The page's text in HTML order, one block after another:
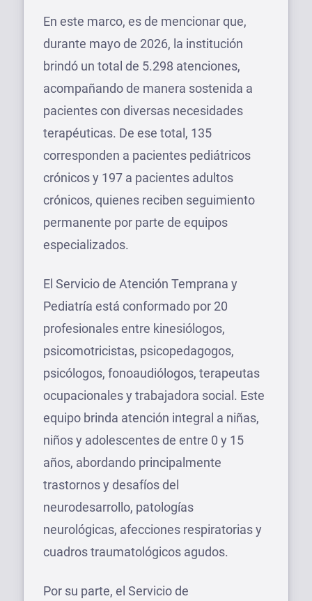
En este marco, es de mencionar que,
durante mayo de 2026, la institución
brindó un total de 5.298 atenciones,
acompañando de manera sostenida a
pacientes con diversas necesidades
terapéuticas. De ese total, 135
corresponden a pacientes pediátricos
crónicos y 197 a pacientes adultos
crónicos, quienes reciben seguimiento
permanente por parte de equipos
especializados.
El Servicio de Atención Temprana y
Pediatría está conformado por 20
profesionales entre kinesiólogos,
psicomotricistas, psicopedagogos,
psicólogos, fonoaudiólogos, terapeutas
ocupacionales y trabajadora social. Este
equipo brinda atención integral a niñas,
niños y adolescentes de entre 0 y 15
años, abordando principalmente
trastornos y desafíos del
neurodesarrollo, patologías
neurológicas, afecciones respiratorias y
cuadros traumatológicos agudos.
Por su parte, el Servicio de